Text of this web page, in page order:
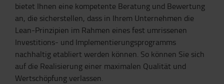
bietet Ihnen eine kompetente Beratung und Bewertung
an, die sicherstellen, dass in Ihrem Unternehmen die
Lean-Prinzipien im Rahmen eines fest umrissenen
Investitions- und Implementierungsprogramms
nachhaltig etabliert werden können. So können Sie sich
auf die Realisierung einer maximalen Qualität und
Wertschöpfung verlassen.